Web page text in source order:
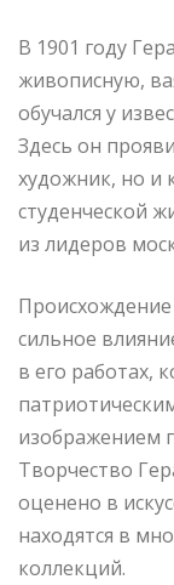
В 1901 году
живописную,
обучался у
Здесь он
художник, но и
студенческой
из лидеров
Происхождение
сильное
в его работах,
изображением
Творчество
оценено в
находятся в
коллекций.